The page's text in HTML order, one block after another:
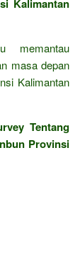
Kalimantan
memantau
masa depan
Kalimantan
Tentang
Provinsi